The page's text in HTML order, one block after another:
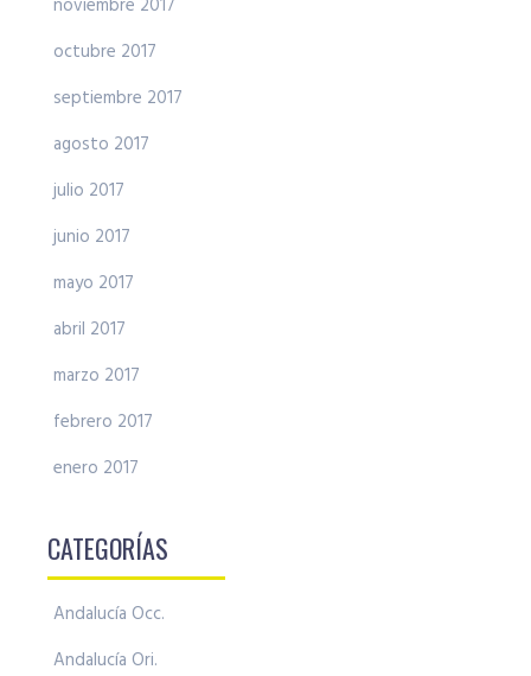
octubre 2017
septiembre 2017
agosto 2017
julio 2017
junio 2017
mayo 2017
abril 2017
marzo 2017
febrero 2017
enero 2017
CATEGORÍAS
Andalucía Occ.
Andalucía Ori.